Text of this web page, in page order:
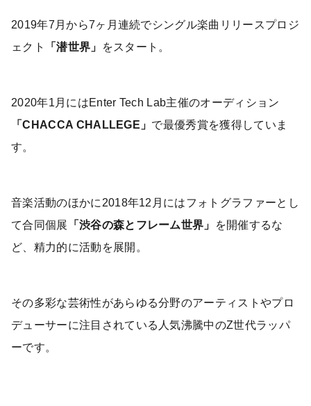
2019年7月から7ヶ月連続でシングル楽曲リリースプロジ
ェクト
「潜世界」 をスタート。
2020年1月にはEnter Tech Lab主催のオーディション
「CHACCA CHALLEGE」 で最優秀賞を獲得していま
す。
音楽活動のほかに2018年12月にはフォトグラファーとし
て合同個展 「渋谷の森とフレーム世界」
を開催するな
ど、精力的に活動を展開。
その多彩な芸術性があらゆる分野のアーティストやプロ
デューサーに注目されている人気沸騰中のZ世代ラッパ
ーです。